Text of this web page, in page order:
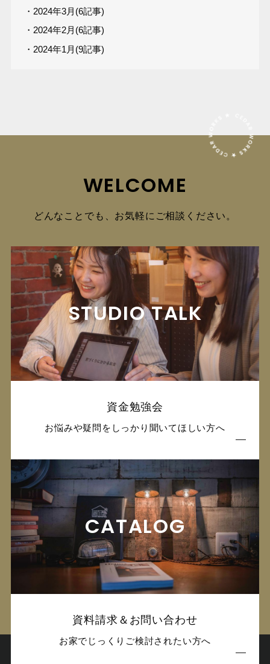
・2024年3月(6記事)
・2024年2月(6記事)
・2024年1月(9記事)
WELCOME
どんなことでも、お気軽にご相談ください。
STUDIO TALK
資金勉強会
お悩みや疑問をしっかり聞いてほしい方へ
CATALOG
資料請求＆お問い合わせ
お家でじっくりご検討されたい方へ